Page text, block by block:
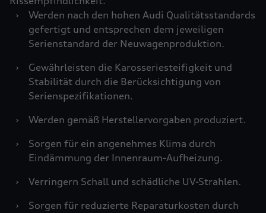
›
Werden nach den hohen Audi Qualitätsstandards
gefertigt und entsprechen dem jeweiligen
Serienstandard der Neuwagenproduktion.
›
Gewährleisten die Karosseriesteifigkeit und
Stabilität durch die Berücksichtigung von
Serienspezifikationen.
›
Werden gemäß Herstellervorgaben produziert.
›
Sorgen für ein angenehmes Klima durch
Eindämmung der Innenraum-Aufheizung.
›
Verringern Schall und schädliche UV-Strahlen.
›
Sorgen für reduzierte Reparaturkosten durch